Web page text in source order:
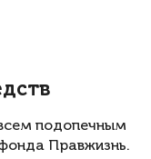
подопечным
Правжизнь.